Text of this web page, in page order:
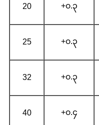
20 +၀.၃
25 +၀.၃
32 +၀.၃
40 +၀.၄